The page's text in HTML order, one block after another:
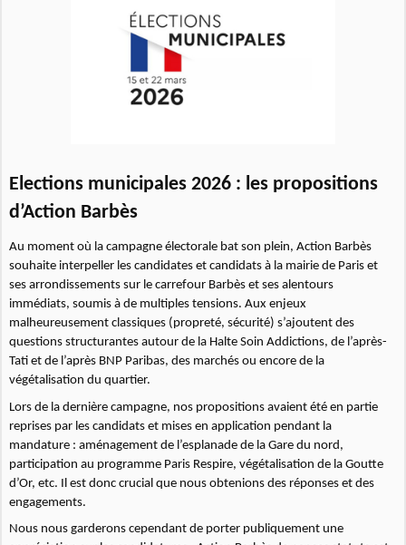
Elections municipales 2026 : les propositions
d’Action Barbès
Au moment où la campagne électorale bat son plein, Action Barbès
souhaite interpeller les candidates et candidats à la mairie de Paris et
ses arrondissements sur le carrefour Barbès et ses alentours
immédiats, soumis à de multiples tensions. Aux enjeux
malheureusement classiques (propreté, sécurité) s’ajoutent des
questions structurantes autour de la Halte Soin Addictions, de l’après-
Tati et de l’après BNP Paribas, des marchés ou encore de la
végétalisation du quartier.
Lors de la dernière campagne, nos propositions avaient été en partie
reprises par les candidats et mises en application pendant la
mandature : aménagement de l’esplanade de la Gare du nord,
participation au programme Paris Respire, végétalisation de la Goutte
d’Or, etc. Il est donc crucial que nous obtenions des réponses et des
engagements.
Nous nous garderons cependant de porter publiquement une